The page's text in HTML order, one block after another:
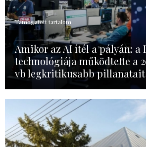
Támogatott tartalom
Amikor az AI ítél a pályán: a
technológiája működtette a
vb legkritikusabb pillanatait